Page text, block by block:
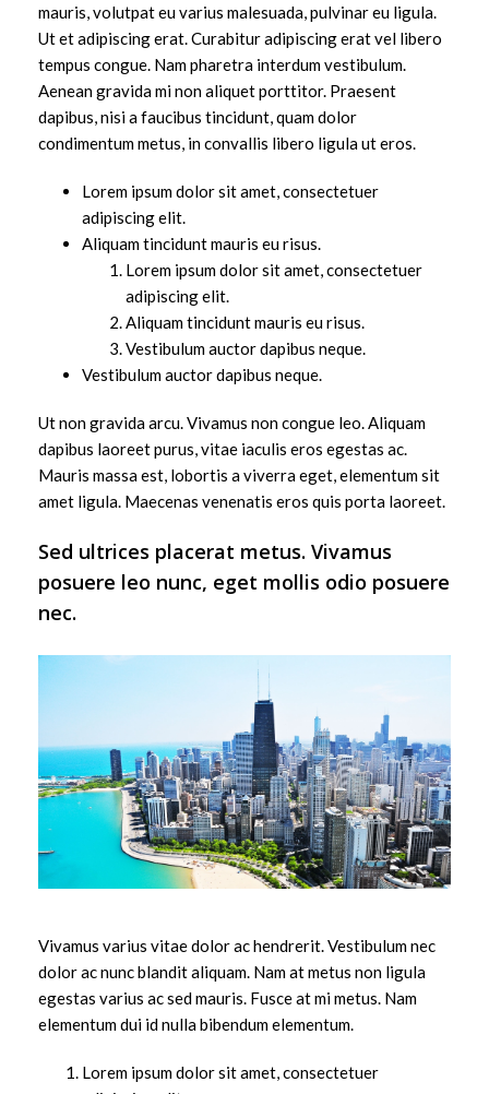
mauris, volutpat eu varius malesuada, pulvinar eu ligula.
Ut et adipiscing erat. Curabitur adipiscing erat vel libero
tempus congue. Nam pharetra interdum vestibulum.
Aenean gravida mi non aliquet porttitor. Praesent
dapibus, nisi a faucibus tincidunt, quam dolor
condimentum metus, in convallis libero ligula ut eros.
Lorem ipsum dolor sit amet, consectetuer
adipiscing elit.
Aliquam tincidunt mauris eu risus.
Lorem ipsum dolor sit amet, consectetuer
adipiscing elit.
Aliquam tincidunt mauris eu risus.
Vestibulum auctor dapibus neque.
Vestibulum auctor dapibus neque.
Ut non gravida arcu. Vivamus non congue leo. Aliquam
dapibus laoreet purus, vitae iaculis eros egestas ac.
Mauris massa est, lobortis a viverra eget, elementum sit
amet ligula. Maecenas venenatis eros quis porta laoreet.
Sed ultrices placerat metus. Vivamus
posuere leo nunc, eget mollis odio posuere
nec.
Vivamus varius vitae dolor ac hendrerit. Vestibulum nec
dolor ac nunc blandit aliquam. Nam at metus non ligula
egestas varius ac sed mauris. Fusce at mi metus. Nam
elementum dui id nulla bibendum elementum.
Lorem ipsum dolor sit amet, consectetuer